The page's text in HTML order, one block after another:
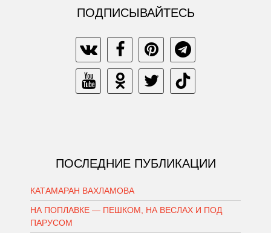
ПОДПИСЫВАЙТЕСЬ
ПОСЛЕДНИЕ ПУБЛИКАЦИИ
КАТАМАРАН ВАХЛАМОВА
НА ПОПЛАВКЕ — ПЕШКОМ, НА ВЕСЛАХ И ПОД
ПАРУСОМ